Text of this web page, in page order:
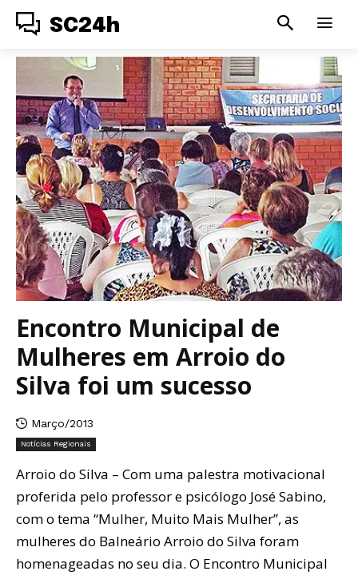
SC24h
Encontro Municipal de
Mulheres em Arroio do
Silva foi um sucesso
Março/2013
Notícias Regionais
Arroio do Silva – Com uma palestra motivacional
proferida pelo professor e psicólogo José Sabino,
com o tema “Mulher, Muito Mais Mulher”, as
mulheres do Balneário Arroio do Silva foram
homenageadas no seu dia. O Encontro Municipal